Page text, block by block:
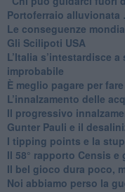
​Portoferraio
Le conseguenze
​Gli Scilipoti USA
L’Italia s’intestardisce
improbabile
È meglio pagare per
​L’innalzamento delle
​Il progressivo
​Gunter Pauli e il
I tipping points e la
​Il 58° rapporto Censis
​Il bel gioco dura poco,
Noi abbiamo perso la